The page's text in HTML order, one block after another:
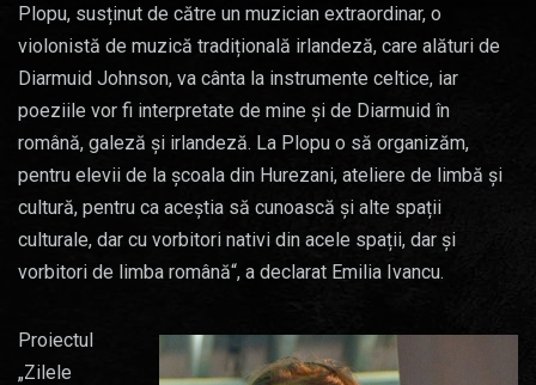
Plopu, susținut de către un muzician extraordinar, o
violonistă de muzică tradițională irlandeză, care alături de
Diarmuid Johnson, va cânta la instrumente celtice, iar
poeziile vor fi interpretate de mine și de Diarmuid în
română, galeză și irlandeză. La Plopu o să organizăm,
pentru elevii de la școala din Hurezani, ateliere de limbă și
cultură, pentru ca aceștia să cunoască și alte spații
culturale, dar cu vorbitori nativi din acele spații, dar și
vorbitori de limba română“, a declarat Emilia Ivancu.
Proiectul
„Zilele